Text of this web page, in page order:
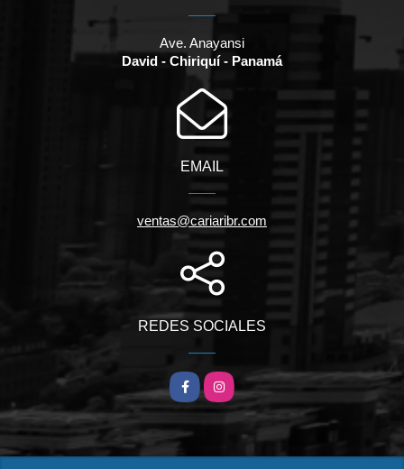
Ave. Anayansi
David - Chiriquí - Panamá
EMAIL
ventas@cariaribr.com
REDES SOCIALES
FacebookInstagram